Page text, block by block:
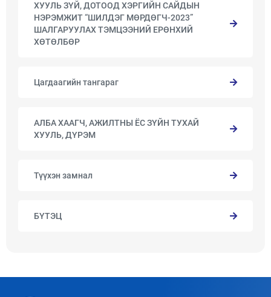
ХУУЛЬ ЗҮЙ, ДОТООД ХЭРГИЙН САЙДЫН
НЭРЭМЖИТ “ШИЛДЭГ МӨРДӨГЧ-2023”
ШАЛГАРУУЛАХ ТЭМЦЭЭНИЙ ЕРӨНХИЙ
ХӨТӨЛБӨР
Цагдаагийн тангараг
АЛБА ХААГЧ, АЖИЛТНЫ ЁС ЗҮЙН ТУХАЙ
ХУУЛЬ, ДҮРЭМ
Түүхэн замнал
БҮТЭЦ